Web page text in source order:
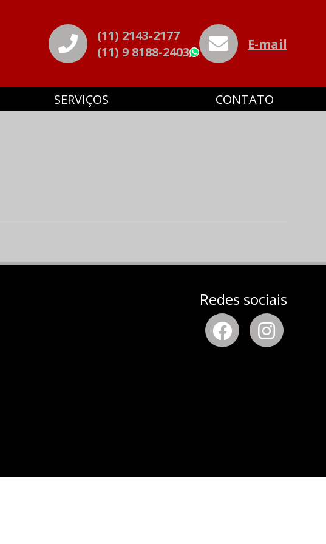
(11) 2143-2177
(11) 9 8188-2403
WhatsApp
E-mail
SERVIÇOS CONTATO
Redes sociais